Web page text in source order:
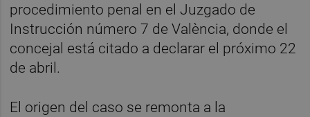
procedimiento penal en el Juzgado de
Instrucción número 7 de València, donde el
concejal está citado a declarar el próximo 22
de abril.
El origen del caso se remonta a la